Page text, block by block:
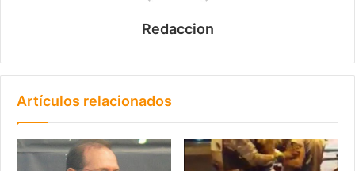
Redaccion
Artículos relacionados